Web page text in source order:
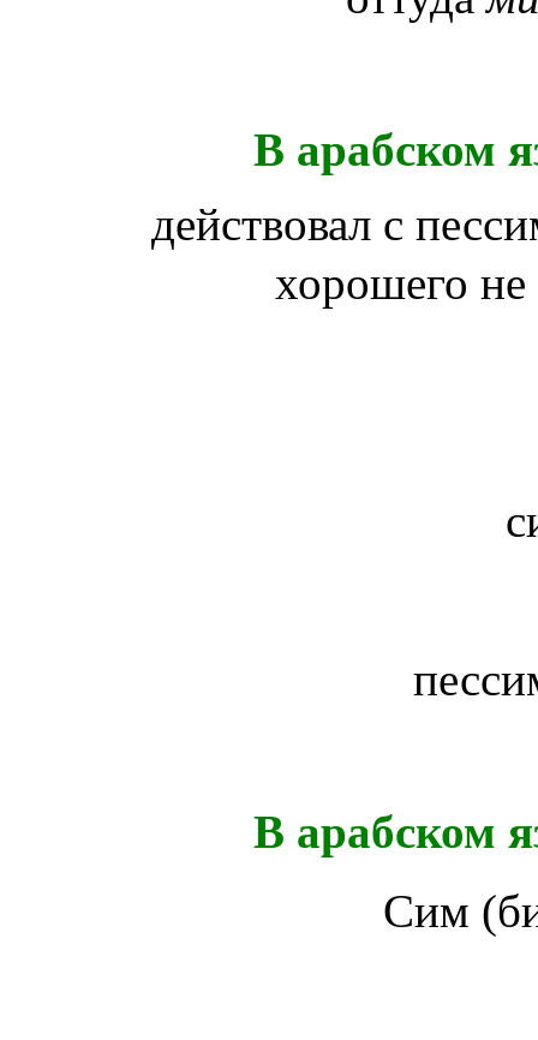
В арабском
действовал с
хорошего
В арабском
Сим